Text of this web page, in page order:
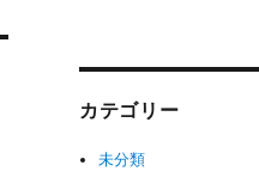
カテゴリー
未分類